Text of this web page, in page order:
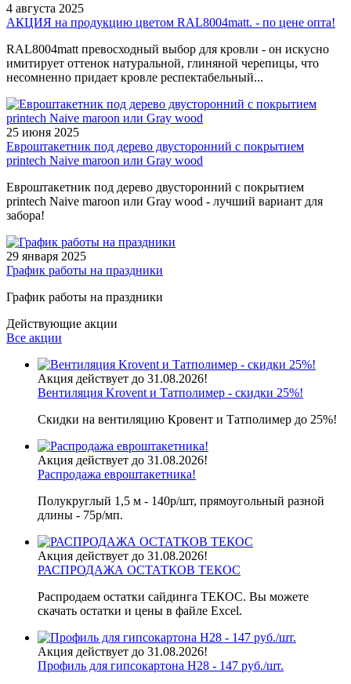
4 августа 2025
АКЦИЯ на продукцию цветом RAL8004matt. - по цене опта!
RAL8004matt превосходный выбор для кровли - он искусно
имитирует оттенок натуральной, глиняной черепицы, что
несомненно придает кровле респектабельный...
25 июня 2025
Евроштакетник под дерево двусторонний с покрытием
printech Naive maroon или Gray wood
Евроштакетник под дерево двусторонний с покрытием
printech Naive maroon или Gray wood - лучший вариант для
забора!
29 января 2025
График работы на праздники
График работы на праздники
Действующие акции
Все акции
Акция действует до 31.08.2026!
Вентиляция Krovent и Татполимер - скидки 25%!
Скидки на вентиляцию Кровент и Татполимер до 25%!
Акция действует до 31.08.2026!
Распродажа евроштакетника!
Полукруглый 1,5 м - 140р/шт, прямоугольный разной
длины - 75р/мп.
Акция действует до 31.08.2026!
РАСПРОДАЖА ОСТАТКОВ ТЕКОС
Распродаем остатки сайдинга ТЕКОС. Вы можете
скачать остатки и цены в файле Excel.
Акция действует до 31.08.2026!
Профиль для гипсокартона H28 - 147 руб./шт.